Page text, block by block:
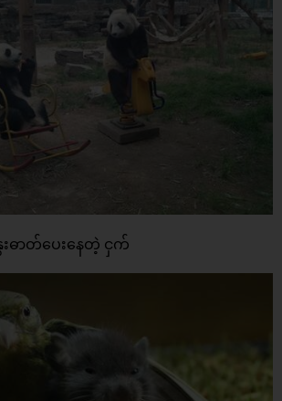
ဓာတ်ပေးနေတဲ့ ငှက်